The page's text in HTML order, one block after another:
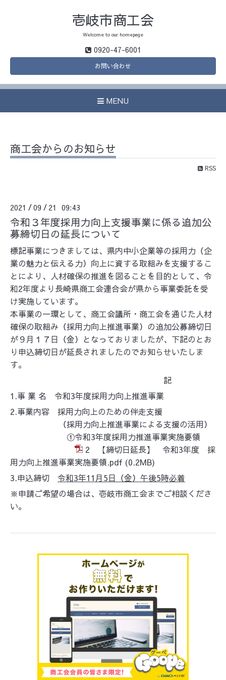
壱岐市商工会
Welcome to our homepage
0920-47-6001
お問い合わせ
MENU
商工会からのお知らせ
RSS
2021 /09 / 21 09:43
令和３年度採用力向上支援事業に係る追加公
募締切日の延長について
標記事業につきましては、県内中小企業等の採用力（企
業の魅力と伝える力）向上に資する取組みを支援するこ
とにより、人材確保の推進を図ることを目的として、令
和2年度より長崎県商工会連合会が県から事業委託を受
け実施しています。
本事業の一環として、商工会議所・商工会を通じた人材
確保の取組み（採用力向上推進事業）の追加公募締切日
が９月１７日（金）となっておりましたが、下記のとお
り申込締切日が延長されましたのでお知らせいたしま
す。
記
1.事 業 名 令和3年度採用力向上推進事業
2.事業内容 採用力向上のための伴走支援
（採用力向上推進事業による支援の活用）
①令和3年度採用力推進事業実施要領
2 【締切日延長】 令和3年度 採
用力向上推進事業実施要領.pdf (0.2MB)
3.申込締切 令和3年11月5日（金）午後5時必着
※申請ご希望の場合は、壱岐市商工会までご相談くださ
い。